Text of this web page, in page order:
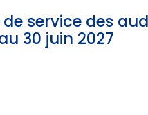
service des
30 juin 2027